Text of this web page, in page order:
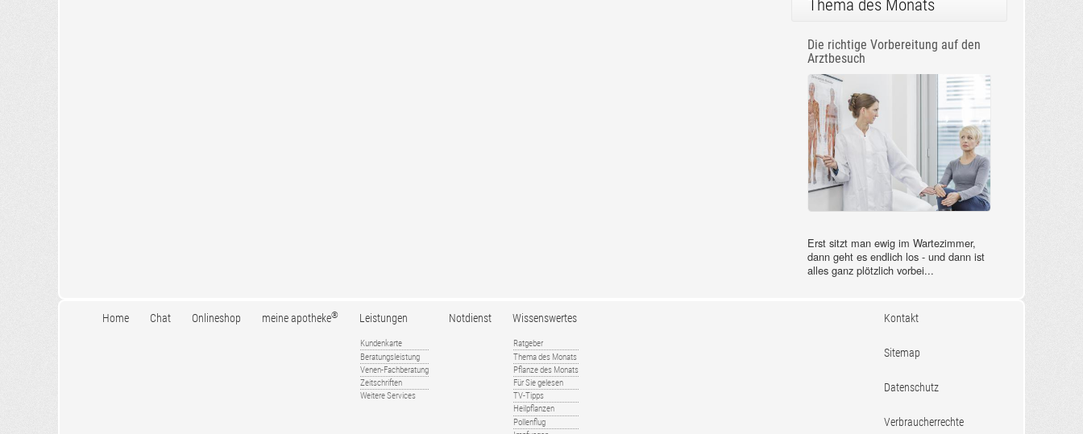
Thema des Monats
Die richtige Vorbereitung auf den
Arztbesuch
Erst sitzt man ewig im Wartezimmer,
dann geht es endlich los - und dann ist
alles ganz plötzlich vorbei...
Home Chat Onlineshop meine apotheke® Leistungen
Kundenkarte
Beratungsleistung
Venen-Fachberatung
Zeitschriften
Weitere Services
Notdienst Wissenswertes
Ratgeber
Thema des Monats
Pflanze des Monats
Für Sie gelesen
TV-Tipps
Heilpflanzen
Pollenflug
Kontakt
Sitemap
Datenschutz
Verbraucherrechte